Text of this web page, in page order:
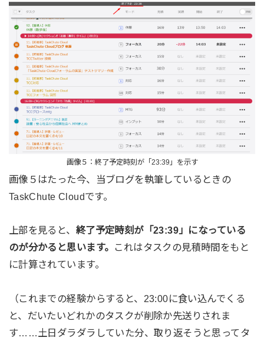
画像５：終了予定時刻が「23:39」を示す
画像５はたった今、当ブログを執筆しているときの
TaskChute Cloudです。
上部を見ると、 終了予定時刻が「23:39」になっている
のが分かると思います。
これはタスクの見積時間をもと
に計算されています。
（これまでの経験からすると、23:00に食い込んでくる
と、だいたいどれかのタスクが削除か先送りされま
す……土日ダラダラしていた分、取り返そうと思ってタ